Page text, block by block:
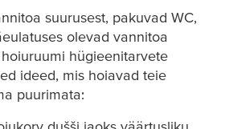
suurusest, pakuvad WC,
olevad vannitoa
hügieenitarvete
ideed, mis hoiavad teie
puurimata: